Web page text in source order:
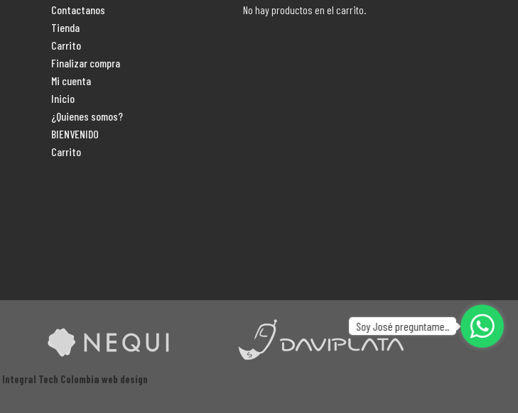
Contactanos
Tienda
Carrito
Finalizar compra
Mi cuenta
Inicio
¿Quienes somos?
BIENVENIDO
Carrito
No hay productos en el carrito.
Integral Tech Colombia web design
Soy José preguntame..